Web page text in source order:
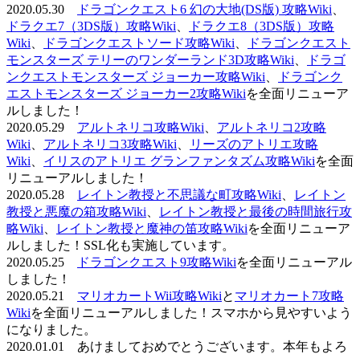
2020.05.30
ドラゴンクエスト6 幻の大地(DS版) 攻略Wiki
ドラクエ7（3DS版）攻略Wiki
ドラクエ8（3DS版）攻略
Wiki
ドラゴンクエストソード攻略Wiki
ドラゴンクエスト
モンスターズ テリーのワンダーランド3D攻略Wiki
ドラゴ
ンクエストモンスターズ ジョーカー攻略Wiki
ドラゴンク
エストモンスターズ ジョーカー2攻略Wikiを全面リニューア
ルしました！
2020.05.29 アルトネリコ攻略Wiki
アルトネリコ2攻略
Wiki
アルトネリコ3攻略Wiki
リーズのアトリエ攻略
Wiki
イリスのアトリエ グランファンタズム攻略Wikiを全面
リニューアルしました！
2020.05.28
レイトン教授と不思議な町攻略Wiki
レイトン
教授と悪魔の箱攻略Wiki
レイトン教授と最後の時間旅行攻
略Wiki
レイトン教授と魔神の笛攻略Wikiを全面リニューア
ルしました！SSL化も実施しています。
2020.05.25
ドラゴンクエスト9攻略Wikiを全面リニューアル
しました！
2020.05.21 マリオカートWii攻略Wikiと マリオカート7攻略
Wikiを全面リニューアルしました！スマホから見やすいよう
になりました。
2020.01.01 あけましておめでとうございます。本年もよろ